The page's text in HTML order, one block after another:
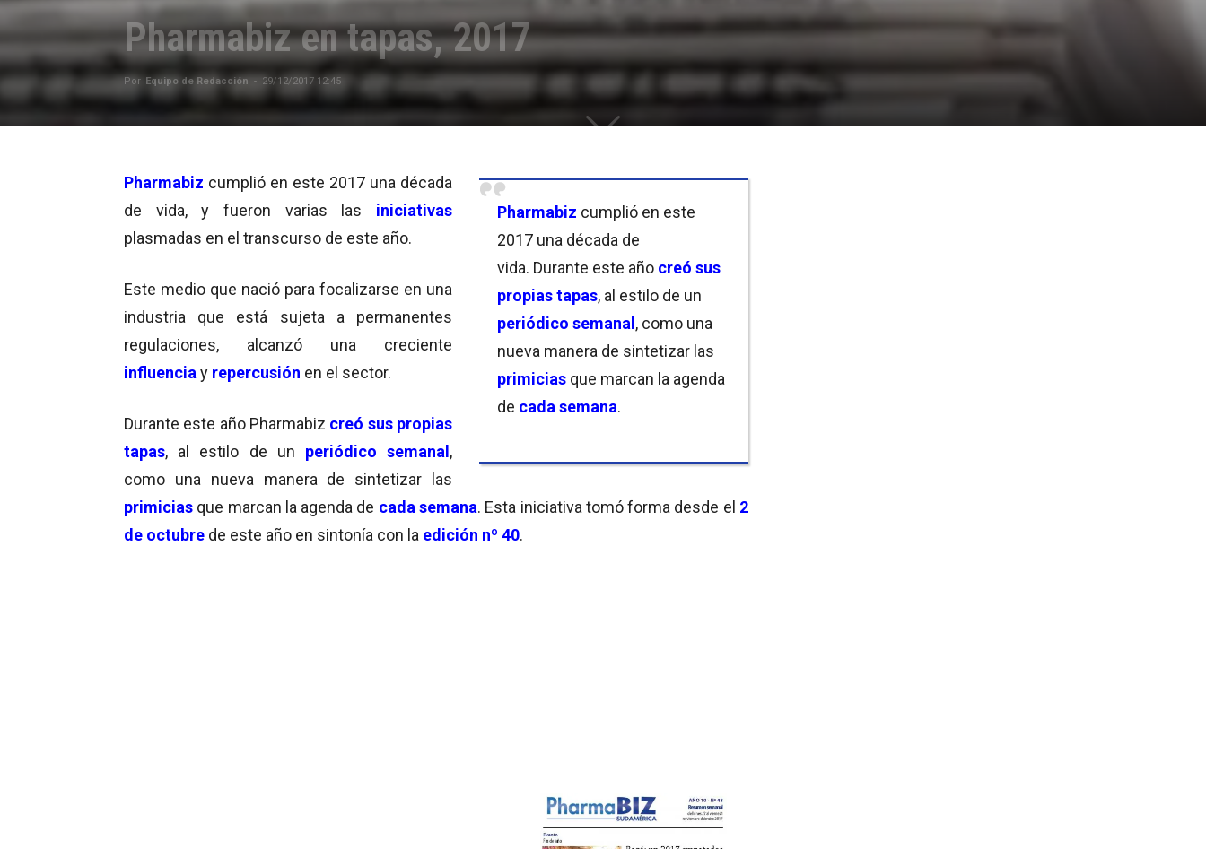
Pharmabiz en tapas, 2017
Por Equipo de Redacción - 29/12/2017 12:45
Pharmabiz cumplió en este
2017 una década de
vida. Durante este año creó sus
propias tapas, al estilo de un
periódico semanal, como una
nueva manera de sintetizar las
primicias que marcan la agenda
de cada semana.
Pharmabiz cumplió en este 2017 una década
de vida, y fueron varias las iniciativas
plasmadas en el transcurso de este año.
Este medio que nació para focalizarse en una
industria que está sujeta a permanentes
regulaciones, alcanzó una creciente
influencia y repercusión en el sector.
Durante este año Pharmabiz creó sus propias
tapas, al estilo de un periódico semanal,
como una nueva manera de sintetizar las
primicias que marcan la agenda de cada semana. Esta iniciativa tomó forma desde el 2
de octubre de este año en sintonía con la edición nº 40.